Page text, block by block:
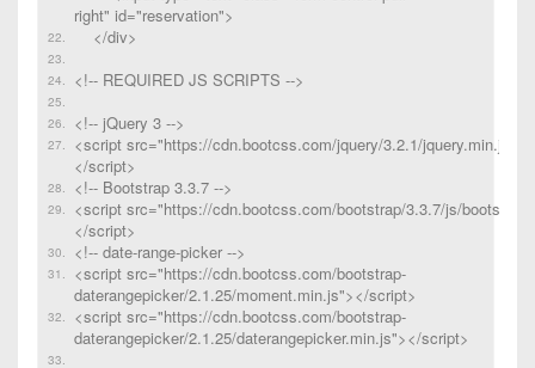
right" id="reservation">
</div>
<!-- REQUIRED JS SCRIPTS -->
<!-- jQuery 3 -->
<script src="https://cdn.bootcss.com/jquery/3.2.1/jquery.min.js">
</script>
<!-- Bootstrap 3.3.7 -->
<script src="https://cdn.bootcss.com/bootstrap/3.3.7/js/
</script>
<!-- date-range-picker -->
<script src="https://cdn.bootcss.com/bootstrap-
daterangepicker/2.1.25/moment.min.js"></script>
<script src="https://cdn.bootcss.com/bootstrap-
daterangepicker/2.1.25/daterangepicker.min.js"></script>